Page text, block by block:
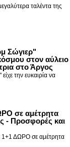
ταλέντα της
Σώγιερ"
στον αύλειο
στο Άργος
την ευκαιρία να
σε αμέτρητα
- Προσφορές και
1+1 ΔΩΡΟ σε αμέτρητα